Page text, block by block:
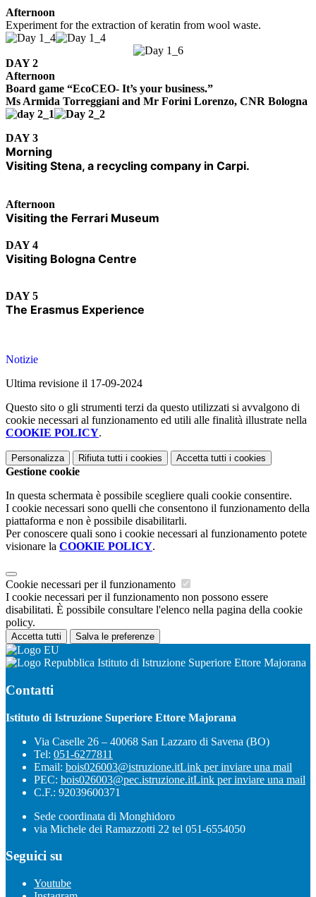
Afternoon
Experiment for the extraction of keratin from wool waste.
DAY 2
Afternoon
Board game “EcoCEO- It’s your business.”
Ms Armida Torreggiani and Mr Forini Lorenzo, CNR Bologna
DAY 3
Morning
Visiting Stena, a recycling company in Carpi.
Afternoon
Visiting the Ferrari Museum
DAY 4
Visiting Bologna Centre
DAY 5
The Erasmus Experience
Notizie
Ultima revisione il 17-09-2024
Questo sito o gli strumenti terzi da questo utilizzati si avvalgono di
cookie necessari al funzionamento ed utili alle finalità illustrate nella
COOKIE POLICY.
Personalizza Rifiuta tutti i cookies Accetta tutti i cookies
Gestione cookie
In questa schermata è possibile scegliere quali cookie consentire.
I cookie necessari sono quelli che consentono il funzionamento della
piattaforma e non è possibile disabilitarli.
Per conoscere quali sono i cookie necessari al funzionamento potete
visionare la COOKIE POLICY.
Cookie necessari per il funzionamento
I cookie necessari per il funzionamento non possono essere
disabilitati. È possibile consultare l'elenco nella pagina della cookie
policy.
Accetta tutti Salva le preferenze
Istituto di Istruzione Superiore Ettore Majorana
Contatti
Istituto di Istruzione Superiore Ettore Majorana
Via Caselle 26 – 40068 San Lazzaro di Savena (BO)
Tel: 051-6277811
Email: bois026003@istruzione.itLink per inviare una mail
PEC: bois026003@pec.istruzione.itLink per inviare una mail
C.F.: 92039600371
Sede coordinata di Monghidoro
via Michele dei Ramazzotti 22 tel 051-6554050
Seguici su
Youtube